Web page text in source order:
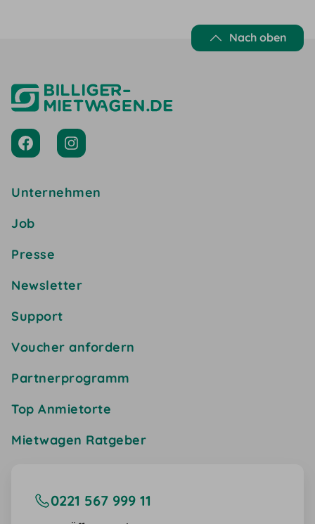
Nach oben
Unternehmen
Job
Presse
Newsletter
Support
Voucher anfordern
Partnerprogramm
Top Anmietorte
Mietwagen Ratgeber
0221 567 999 11